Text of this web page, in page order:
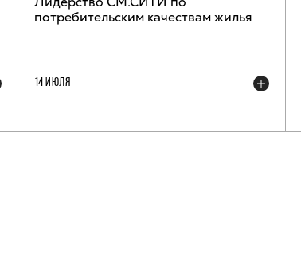
потребительским качествам жилья
14 ИЮЛЯ